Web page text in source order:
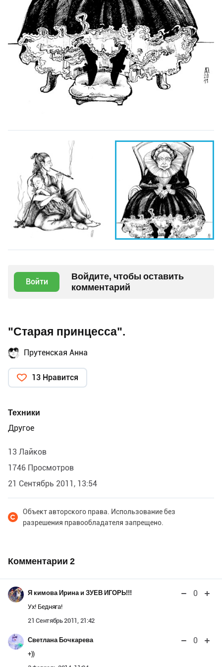
Войти
Войдите, чтобы оставить
комментарий
"Старая принцесса".
Прутенская Анна
13 Нравится
Техники
Другое
13 Лайков
1746 Просмотров
21 Сентябрь 2011, 13:54
Объект авторского права. Использование без
разрешения правообладателя запрещено.
Комментарии 2
Я кимова Ирина и ЗУЕВ ИГОРЬ!!! 0
Ух! Бедняга!
21 Сентябрь 2011, 21:42
Светлана Бочкарева 0
+))